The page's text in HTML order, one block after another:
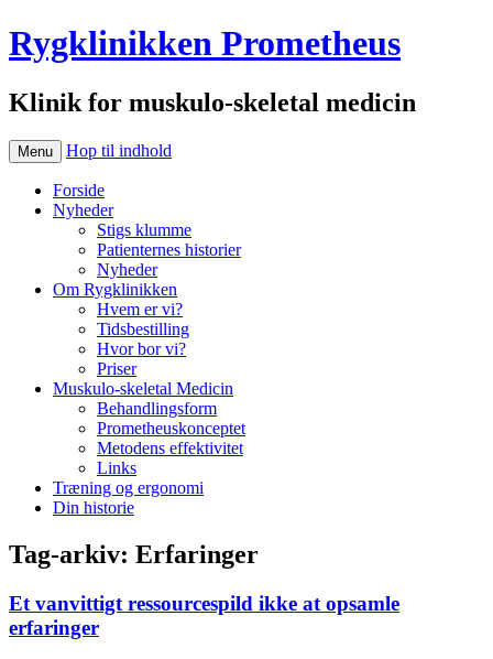
Rygklinikken Prometheus
Klinik for muskulo-skeletal medicin
Menu Hop til indhold
Forside
Nyheder
Stigs klumme
Patienternes historier
Nyheder
Om Rygklinikken
Hvem er vi?
Tidsbestilling
Hvor bor vi?
Priser
Muskulo-skeletal Medicin
Behandlingsform
Prometheuskonceptet
Metodens effektivitet
Links
Træning og ergonomi
Din historie
Tag-arkiv: Erfaringer
Et vanvittigt ressourcespild ikke at opsamle
erfaringer